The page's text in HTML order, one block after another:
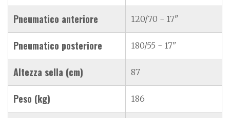
Pneumatico anteriore 120/70 - 17"
Pneumatico posteriore 180/55 - 17"
Altezza sella (cm) 87
Peso (kg) 186